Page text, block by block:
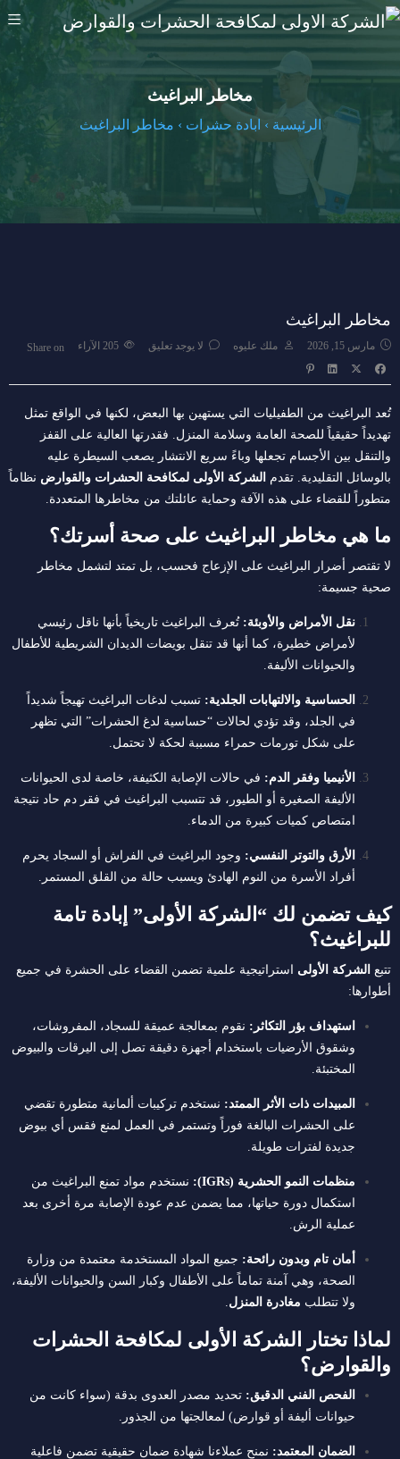
مخاطر البراغيث
الرئيسية › ابادة حشرات › مخاطر البراغيث
مخاطر البراغيث
مارس 15, 2026 ملك عليوه لا يوجد تعليق الآراء Share on
تُعد البراغيث من الطفيليات التي يستهين بها البعض، لكنها في الواقع تمثل
تهديداً حقيقياً للصحة العامة وسلامة المنزل. فقدرتها العالية على القفز
والتنقل بين الأجسام تجعلها وباءً سريع الانتشار يصعب السيطرة عليه
بالوسائل التقليدية. تقدم الشركة الأولى لمكافحة الحشرات والقوارض نظاماً
متطوراً للقضاء على هذه الآفة وحماية عائلتك من مخاطرها المتعددة.
ما هي مخاطر البراغيث على صحة أسرتك؟
لا تقتصر أضرار البراغيث على الإزعاج فحسب، بل تمتد لتشمل مخاطر
صحية جسيمة:
نقل الأمراض والأوبئة: تُعرف البراغيث تاريخياً بأنها ناقل رئيسي
لأمراض خطيرة، كما أنها قد تنقل بويضات الديدان الشريطية للأطفال
والحيوانات الأليفة.
الحساسية والالتهابات الجلدية: تسبب لدغات البراغيث تهيجاً شديداً
في الجلد، وقد تؤدي لحالات “حساسية لدغ الحشرات” التي تظهر
على شكل تورمات حمراء مسببة لحكة لا تحتمل.
الأنيميا وفقر الدم: في حالات الإصابة الكثيفة، خاصة لدى الحيوانات
الأليفة الصغيرة أو الطيور، قد تتسبب البراغيث في فقر دم حاد نتيجة
امتصاص كميات كبيرة من الدماء.
الأرق والتوتر النفسي: وجود البراغيث في الفراش أو السجاد يحرم
أفراد الأسرة من النوم الهادئ ويسبب حالة من القلق المستمر.
كيف تضمن لك “الشركة الأولى” إبادة تامة
للبراغيث؟
تتبع الشركة الأولى استراتيجية علمية تضمن القضاء على الحشرة في جميع
أطوارها:
استهداف بؤر التكاثر: نقوم بمعالجة عميقة للسجاد، المفروشات،
وشقوق الأرضيات باستخدام أجهزة دقيقة تصل إلى اليرقات والبيوض
المختبئة.
المبيدات ذات الأثر الممتد: نستخدم تركيبات ألمانية متطورة تقضي
على الحشرات البالغة فوراً وتستمر في العمل لمنع فقس أي بيوض
جديدة لفترات طويلة.
منظمات النمو الحشرية (IGRs):
نستخدم مواد تمنع البراغيث من
استكمال دورة حياتها، مما يضمن عدم عودة الإصابة مرة أخرى بعد
عملية الرش.
أمان تام وبدون رائحة: جميع المواد المستخدمة معتمدة من وزارة
الصحة، وهي آمنة تماماً على الأطفال وكبار السن والحيوانات الأليفة،
ولا تتطلب مغادرة المنزل
لماذا تختار الشركة الأولى لمكافحة الحشرات
والقوارض؟
الفحص الفني الدقيق: تحديد مصدر العدوى بدقة (سواء كانت من
حيوانات أليفة أو قوارض) لمعالجتها من الجذور.
الضمان المعتمد: نمنح عملاءنا شهادة ضمان حقيقية تضمن فاعلية